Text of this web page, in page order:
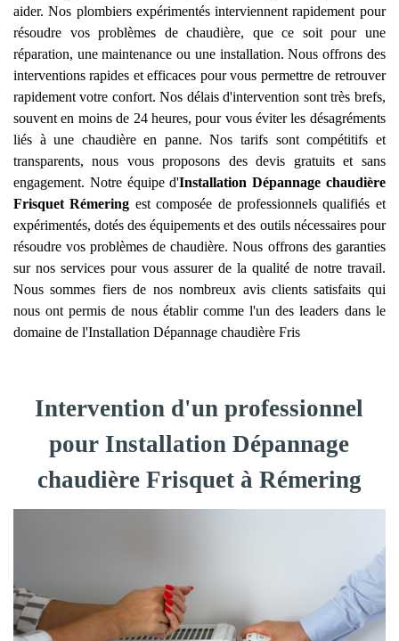
aider. Nos plombiers expérimentés interviennent rapidement pour
résoudre vos problèmes de chaudière, que ce soit pour une
réparation, une maintenance ou une installation. Nous offrons des
interventions rapides et efficaces pour vous permettre de retrouver
rapidement votre confort. Nos délais d'intervention sont très brefs,
souvent en moins de 24 heures, pour vous éviter les désagréments
liés à une chaudière en panne. Nos tarifs sont compétitifs et
transparents, nous vous proposons des devis gratuits et sans
engagement. Notre équipe d'Installation Dépannage chaudière
Frisquet Rémering est composée de professionnels qualifiés et
expérimentés, dotés des équipements et des outils nécessaires pour
résoudre vos problèmes de chaudière. Nous offrons des garanties
sur nos services pour vous assurer de la qualité de notre travail.
Nous sommes fiers de nos nombreux avis clients satisfaits qui
nous ont permis de nous établir comme l'un des leaders dans le
domaine de l'Installation Dépannage chaudière Fris
Intervention d'un professionnel
pour Installation Dépannage
chaudière Frisquet à Rémering